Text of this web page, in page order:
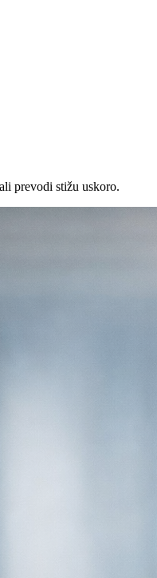
prevodi stižu uskoro.